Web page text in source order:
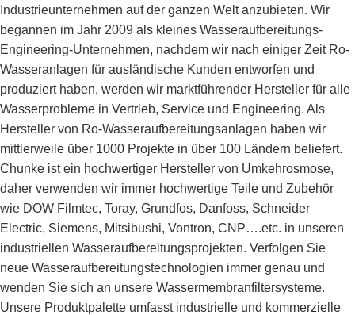
Industrieunternehmen auf der ganzen Welt anzubieten. Wir
begannen im Jahr 2009 als kleines Wasseraufbereitungs-
Engineering-Unternehmen, nachdem wir nach einiger Zeit Ro-
Wasseranlagen für ausländische Kunden entworfen und
produziert haben, werden wir marktführender Hersteller für alle
Wasserprobleme in Vertrieb, Service und Engineering. Als
Hersteller von Ro-Wasseraufbereitungsanlagen haben wir
mittlerweile über 1000 Projekte in über 100 Ländern beliefert.
Chunke ist ein hochwertiger Hersteller von Umkehrosmose,
daher verwenden wir immer hochwertige Teile und Zubehör
wie DOW Filmtec, Toray, Grundfos, Danfoss, Schneider
Electric, Siemens, Mitsibushi, Vontron, CNP….etc. in unseren
industriellen Wasseraufbereitungsprojekten. Verfolgen Sie
neue Wasseraufbereitungstechnologien immer genau und
wenden Sie sich an unsere Wassermembranfiltersysteme.
Unsere Produktpalette umfasst industrielle und kommerzielle